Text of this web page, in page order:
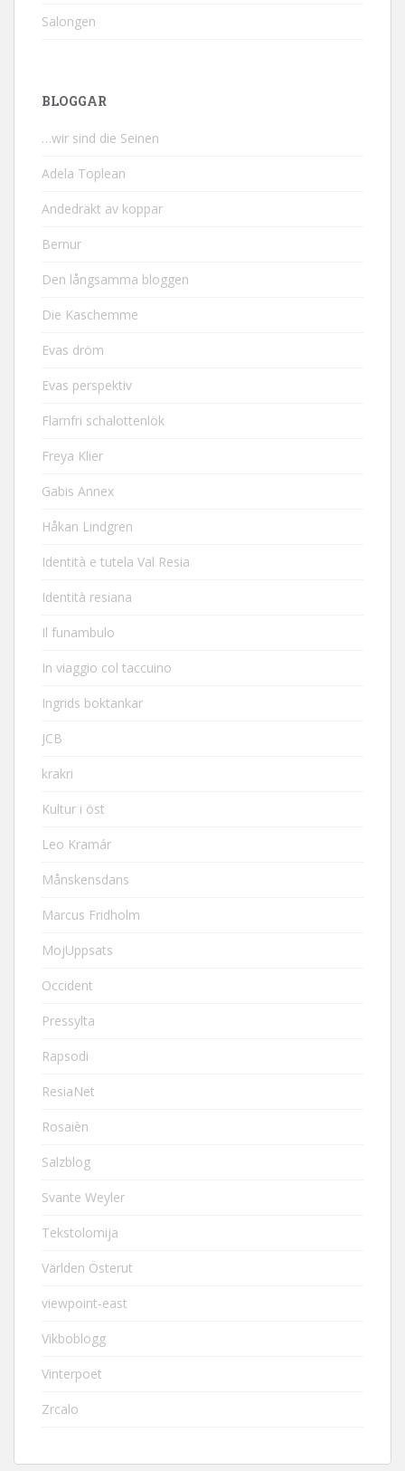
Salongen
BLOGGAR
…wir sind die Seinen
Adela Toplean
Andedräkt av koppar
Bernur
Den långsamma bloggen
Die Kaschemme
Evas dröm
Evas perspektiv
Flarnfri schalottenlök
Freya Klier
Gabis Annex
Håkan Lindgren
Identità e tutela Val Resia
Identità resiana
Il funambulo
In viaggio col taccuino
Ingrids boktankar
JCB
krakri
Kultur i öst
Leo Kramár
Månskensdans
Marcus Fridholm
MojUppsats
Occident
Pressylta
Rapsodi
ResiaNet
Rosaièn
Salzblog
Svante Weyler
Tekstolomija
Världen Österut
viewpoint-east
Vikboblogg
Vinterpoet
Zrcalo